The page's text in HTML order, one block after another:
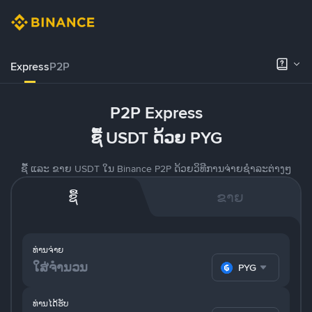
ExpressP2P
P2P Express
ຊື້ USDT ດ້ວຍ PYG
ຊື້ ແລະ ຂາຍ USDT ໃນ Binance P2P ດ້ວຍວິທີການຈ່າຍຊຳລະຕ່າງໆ
ຊື້ ຂາຍ
ທ່ານຈ່າຍ
PYG
ທ່ານໄດ້ຮັບ